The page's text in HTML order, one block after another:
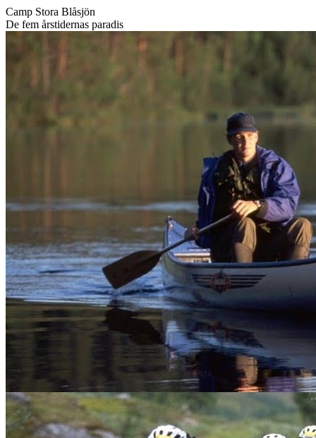
Skip
to
Camp Stora Blåsjön
De fem årstidernas paradis